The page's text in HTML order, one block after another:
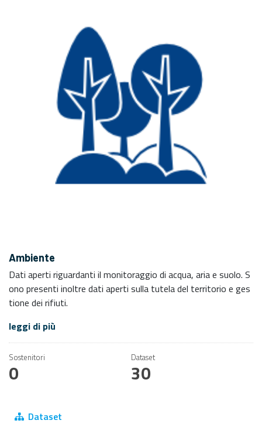
Ambiente
Dati aperti riguardanti il monitoraggio di acqua, aria e suolo. S
ono presenti inoltre dati aperti sulla tutela del territorio e ges
tione dei rifiuti.
leggi di più
Sostenitori
0
Dataset
30
Dataset